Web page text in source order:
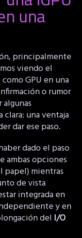
una
principalmente
viendo el
GPU en una
o rumor
clara: una ventaja
dar ese paso.
dado el paso
ambas opciones
papel) mientras
de vista
integrada en
y en
del I/O